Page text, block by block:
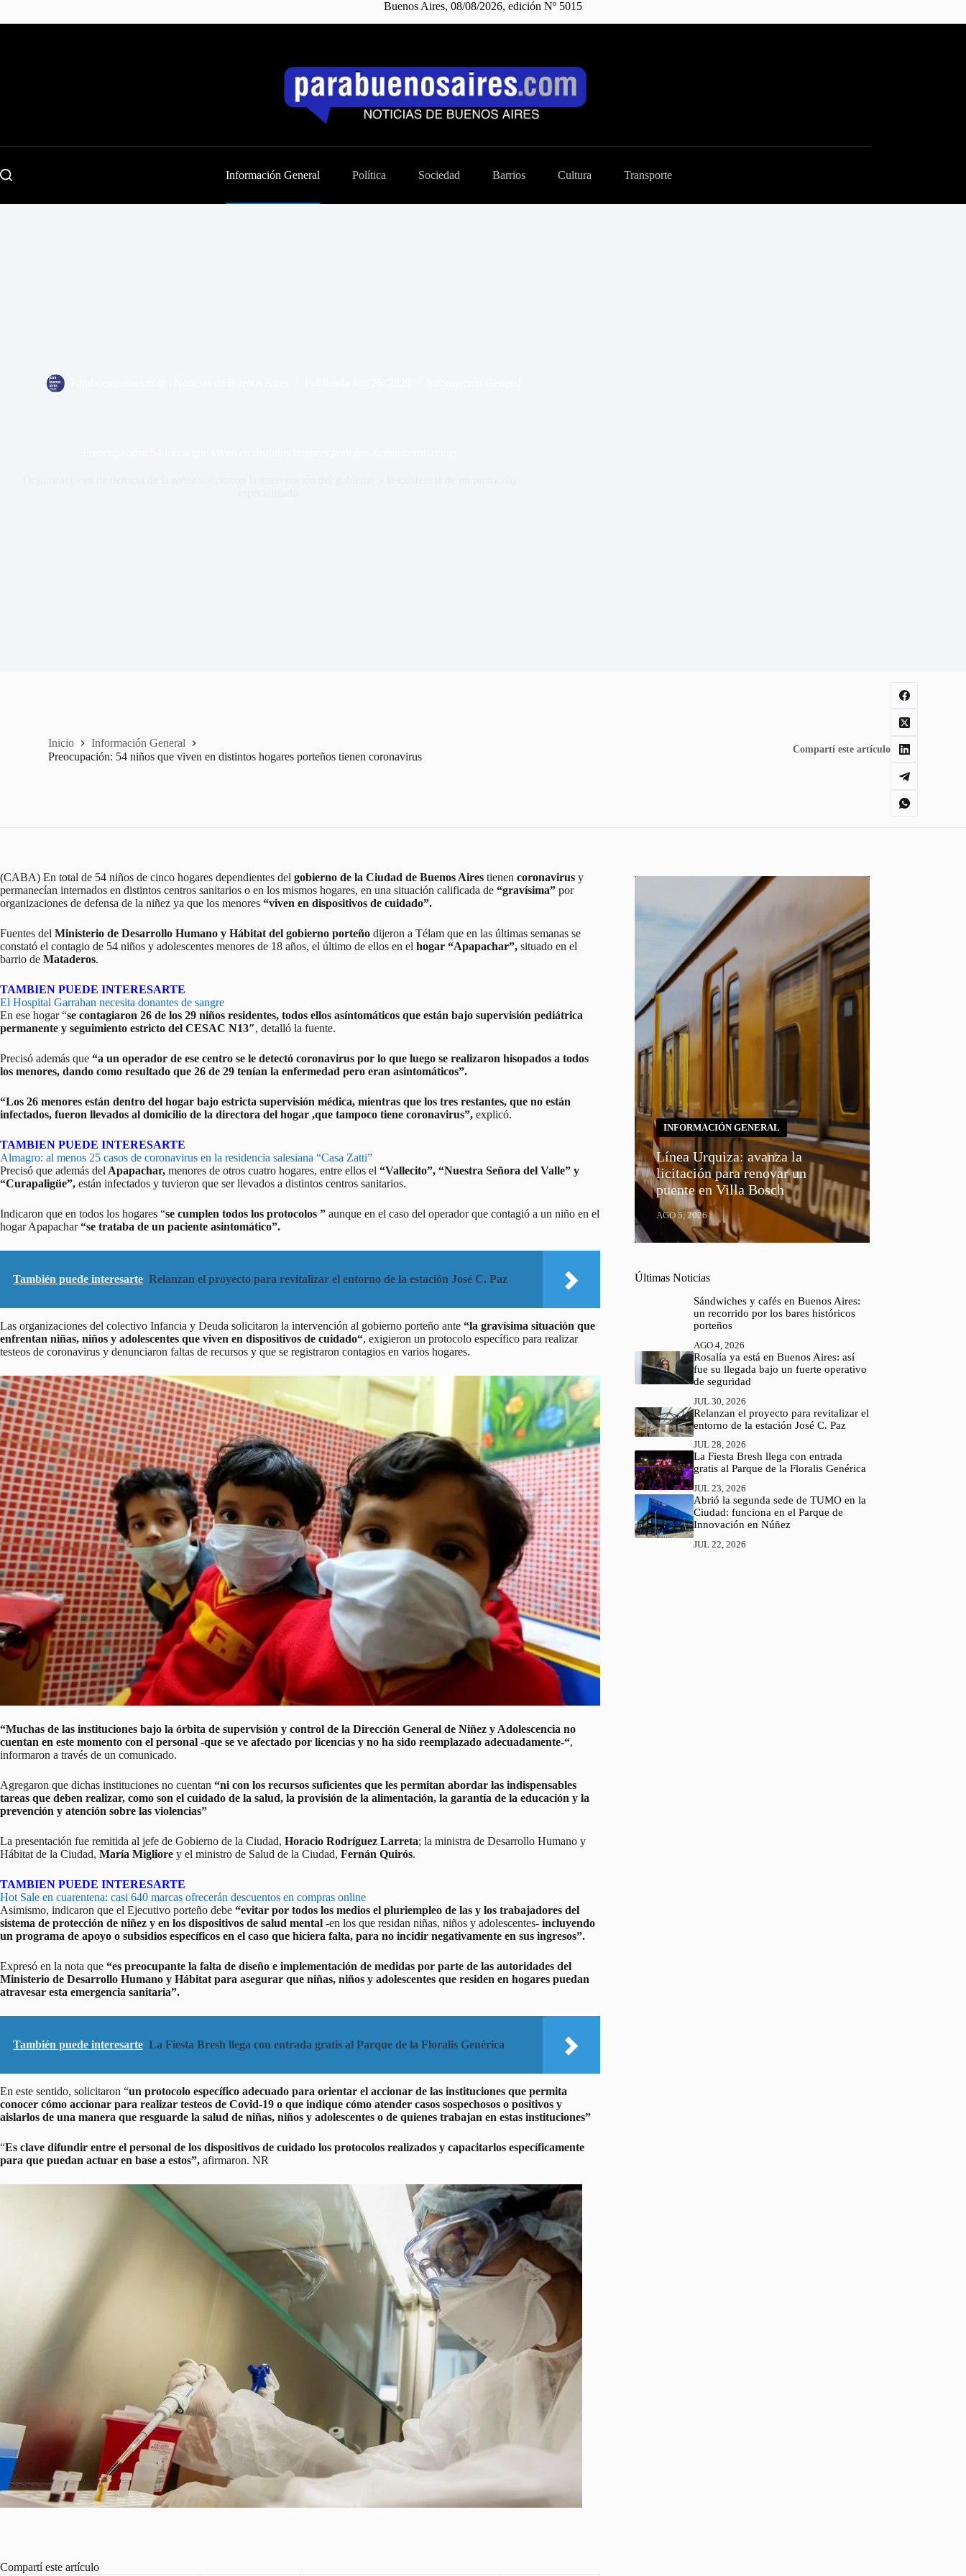
Buenos Aires, 08/08/2026, edición Nº 5015
Información General Política Sociedad Barrios Cultura Transporte
Inicio
Información General
Preocupación: 54 niños que viven en distintos hogares porteños tienen coronavirus
Compartí este artículo
(CABA) En total de 54 niños de cinco hogares dependientes del gobierno de la Ciudad de Buenos Aires tienen coronavirus y
permanecían internados en distintos centros sanitarios o en los mismos hogares, en una situación calificada de “gravísima” por
organizaciones de defensa de la niñez ya que los menores “viven en dispositivos de cuidado”.
Fuentes del Ministerio de Desarrollo Humano y Hábitat del gobierno porteño dijeron a Télam que en las últimas semanas se
constató el contagio de 54 niños y adolescentes menores de 18 años, el último de ellos en el hogar “Apapachar”, situado en el
barrio de Mataderos.
TAMBIEN PUEDE INTERESARTE
El Hospital Garrahan necesita donantes de sangre
En ese hogar “se contagiaron 26 de los 29 niños residentes, todos ellos asíntomáticos que están bajo supervisión pediátrica
permanente y seguimiento estricto del CESAC N13″, detalló la fuente.
Precisó además que “a un operador de ese centro se le detectó coronavirus por lo que luego se realizaron hisopados a todos
los menores, dando como resultado que 26 de 29 tenían la enfermedad pero eran asintomáticos”.
“Los 26 menores están dentro del hogar bajo estricta supervisión médica, mientras que los tres restantes, que no están
infectados, fueron llevados al domicilio de la directora del hogar ,que tampoco tiene coronavirus”, explicó.
TAMBIEN PUEDE INTERESARTE
Almagro: al menos 25 casos de coronavirus en la residencia salesiana “Casa Zatti”
Precisó que además del Apapachar, menores de otros cuatro hogares, entre ellos el “Vallecito”, “Nuestra Señora del Valle” y
“Curapaligüe”, están infectados y tuvieron que ser llevados a distintos centros sanitarios.
Indicaron que en todos los hogares “se cumplen todos los protocolos ” aunque en el caso del operador que contagió a un niño en el
hogar Apapachar“se trataba de un paciente asintomático”.
También puede interesarte Relanzan el proyecto para revitalizar el entorno de la estación José C. Paz
Las organizaciones del colectivo Infancia y Deuda solicitaron la intervención al gobierno porteño ante “la gravísima situación que
enfrentan niñas, niños y adolescentes que viven en dispositivos de cuidado“, exigieron un protocolo específico para realizar
testeos de coronavirus y denunciaron faltas de recursos y que se registraron contagios en varios hogares.
“Muchas de las instituciones bajo la órbita de supervisión y control de la Dirección General de Niñez y Adolescencia no
cuentan en este momento con el personal -que se ve afectado por licencias y no ha sido reemplazado adecuadamente-“,
informaron a través de un comunicado.
Agregaron que dichas instituciones no cuentan “ni con los recursos suficientes que les permitan abordar las indispensables
tareas que deben realizar, como son el cuidado de la salud, la provisión de la alimentación, la garantía de la educación y la
prevención y atención sobre las violencias”
La presentación fue remitida al jefe de Gobierno de la Ciudad, Horacio Rodríguez Larreta; la ministra de Desarrollo Humano y
Hábitat de la Ciudad, María Migliore y el ministro de Salud de la Ciudad, Fernán Quirós.
TAMBIEN PUEDE INTERESARTE
Hot Sale en cuarentena: casi 640 marcas ofrecerán descuentos en compras online
Asimismo, indicaron que el Ejecutivo porteño debe “evitar por todos los medios el pluriempleo de las y los trabajadores del
sistema de protección de niñez y en los dispositivos de salud mental -en los que residan niñas, niños y adolescentes- incluyendo
un programa de apoyo o subsidios específicos en el caso que hiciera falta, para no incidir negativamente en sus ingresos”.
Expresó en la nota que “es preocupante la falta de diseño e implementación de medidas por parte de las autoridades del
Ministerio de Desarrollo Humano y Hábitat para asegurar que niñas, niños y adolescentes que residen en hogares puedan
atravesar esta emergencia sanitaria”.
También puede interesarte La Fiesta Bresh llega con entrada gratis al Parque de la Floralis Genérica
En este sentido, solicitaron “un protocolo específico adecuado para orientar el accionar de las instituciones que permita
conocer cómo accionar para realizar testeos de Covid-19 o que indique cómo atender casos sospechosos o positivos y
aislarlos de una manera que resguarde la salud de niñas, niños y adolescentes o de quienes trabajan en estas instituciones”
“Es clave difundir entre el personal de los dispositivos de cuidado los protocolos realizados y capacitarlos específicamente
para que puedan actuar en base a estos”, afirmaron. NR
Compartí este artículo
INFORMACIÓN GENERAL
Línea Urquiza: avanza la
licitación para renovar un
puente en Villa Bosch
AGO 5, 2026
Últimas Noticias
Sándwiches y cafés en Buenos Aires:
un recorrido por los bares históricos
porteños
AGO 4, 2026
Rosalía ya está en Buenos Aires: así
fue su llegada bajo un fuerte operativo
de seguridad
JUL 30, 2026
Relanzan el proyecto para revitalizar el
entorno de la estación José C. Paz
JUL 28, 2026
La Fiesta Bresh llega con entrada
gratis al Parque de la Floralis Genérica
JUL 23, 2026
Abrió la segunda sede de TUMO en la
Ciudad: funciona en el Parque de
Innovación en Núñez
JUL 22, 2026